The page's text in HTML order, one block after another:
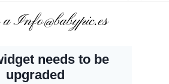
a Info@babypic.es